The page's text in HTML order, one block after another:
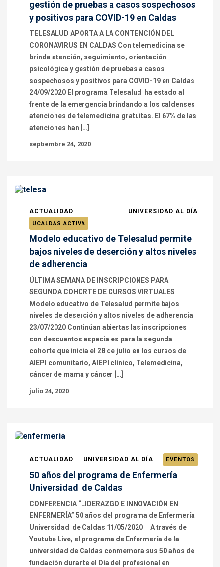
gestión de pruebas a casos sospechosos
y positivos para COVID-19 en Caldas
TELESALUD APORTA A LA CONTENCIÓN DEL
CORONAVIRUS EN CALDAS Con telemedicina se
brinda atención, seguimiento, orientación
psicológica y gestión de pruebas a casos
sospechosos y positivos para COVID-19 en Caldas
24/09/2020 El programa Telesalud ha estado al
frente de la emergencia brindando a los caldenses
atenciones de telemedicina gratuitas. El 67% de las
atenciones han […]
septiembre 24, 2020
ACTUALIDAD UNIVERSIDAD AL DÍA
UCALDAS ACTIVA
Modelo educativo de Telesalud permite
bajos niveles de deserción y altos niveles
de adherencia
ÚLTIMA SEMANA DE INSCRIPCIONES PARA
SEGUNDA COHORTE DE CURSOS VIRTUALES
Modelo educativo de Telesalud permite bajos
niveles de deserción y altos niveles de adherencia
23/07/2020 Continúan abiertas las inscripciones
con descuentos especiales para la segunda
cohorte que inicia el 28 de julio en los cursos de
AIEPI comunitario, AIEPI clínico, Telemedicina,
cáncer de mama y cáncer […]
julio 24, 2020
ACTUALIDAD UNIVERSIDAD AL DÍA EVENTOS
50 años del programa de Enfermería
Universidad de Caldas
CONFERENCIA “LIDERAZGO E INNOVACIÓN EN
ENFERMERÍA” 50 años del programa de Enfermería
Universidad de Caldas 11/05/2020 A través de
Youtube Live, el programa de Enfermería de la
universidad de Caldas conmemora sus 50 años de
fundación durante el Día del profesional en